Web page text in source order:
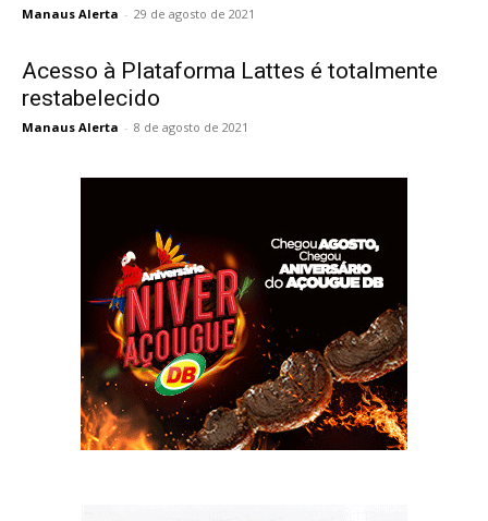
Manaus Alerta - 29 de agosto de 2021
Acesso à Plataforma Lattes é totalmente
restabelecido
Manaus Alerta - 8 de agosto de 2021